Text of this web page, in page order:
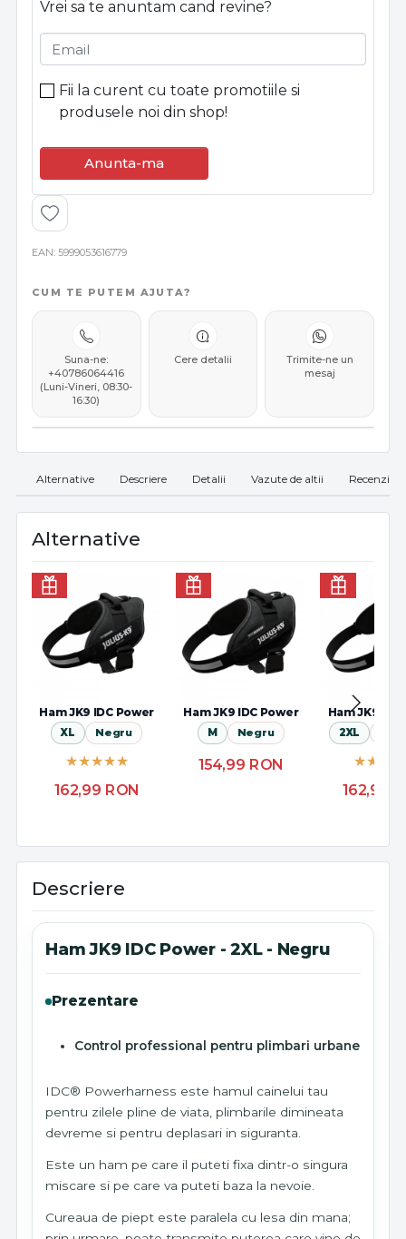
Vrei sa te anuntam cand revine?
Email
Fii la curent cu toate promotiile si
produsele noi din shop!
Anunta-ma
EAN 5999053616779
CUM TE PUTEM AJUTA?
Suna-ne:
+40786064416
(Luni-Vineri, 08:30-
16:30)
Cere detalii
Trimite-ne un
mesaj
Alternative Descriere Detalii Vazute de altii Recenzii
Alternative
Ham JK9 IDC Power
XL Negru
162,99 RON
Ham JK9 IDC Power
M Negru
154,99 RON
Ham JK9
2XL
162,99
Descriere
Ham JK9 IDC Power - 2XL - Negru
Prezentare
Control professional pentru plimbari urbane
IDC® Powerharness este hamul cainelui tau
pentru zilele pline de viata, plimbarile dimineata
devreme si pentru deplasari in siguranta.
Este un ham pe care il puteti fixa dintr-o singura
miscare si pe care va puteti baza la nevoie.
Cureaua de piept este paralela cu lesa din mana;